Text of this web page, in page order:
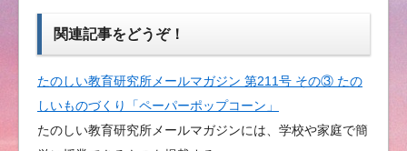
関連記事をどうぞ！
たのしい教育研究所メールマガジン 第211号 その③ たの
しいものづくり「ペーパーポップコーン」
たのしい教育研究所メールマガジンには、学校や家庭で簡